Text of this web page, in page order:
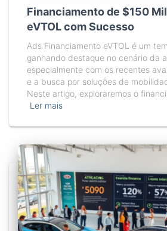
Financiamento de $150
eVTOL com Sucesso
Ads Financiamento eVTOL é um
ganhando destaque no cenário da
especialmente com os recentes
e a busca por soluções de
Neste artigo, exploraremos o
Ler mais